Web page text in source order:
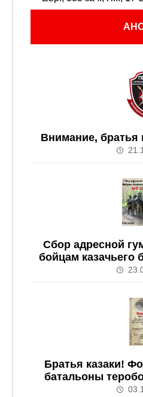
Внимание, братья
Сбор адресной
бойцам казачьего
Братья казаки!
батальоны